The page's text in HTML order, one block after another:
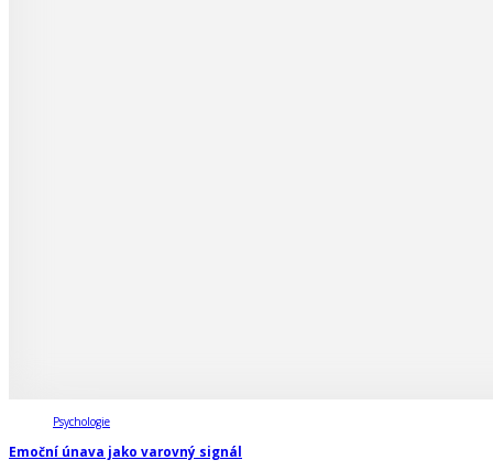
Psychologie
Emoční únava jako varovný signál